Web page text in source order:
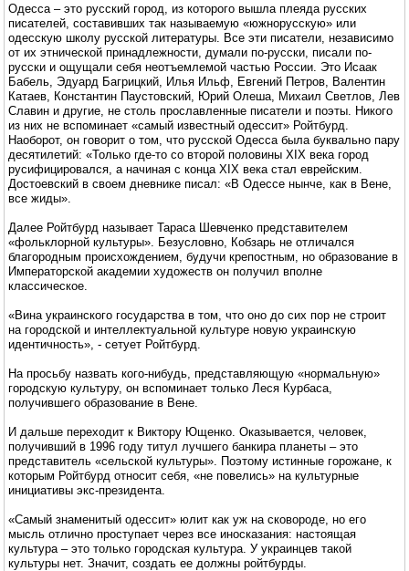
Одесса – это русский город, из которого вышла плеяда русских
писателей, составивших так называемую «южнорусскую» или
одесскую школу русской литературы. Все эти писатели, независимо
от их этнической принадлежности, думали по-русски, писали по-
русски и ощущали себя неотъемлемой частью России. Это Исаак
Бабель, Эдуард Багрицкий, Илья Ильф, Евгений Петров, Валентин
Катаев, Константин Паустовский, Юрий Олеша, Михаил Светлов, Лев
Славин и другие, не столь прославленные писатели и поэты. Никого
из них не вспоминает «самый известный одессит» Ройтбурд.
Наоборот, он говорит о том, что русской Одесса была буквально пару
десятилетий: «Только где-то со второй половины XIX века город
русифицировался, а начиная с конца XIX века стал еврейским.
Достоевский в своем дневнике писал: «В Одессе нынче, как в Вене,
все жиды».
Далее Ройтбурд называет Тараса Шевченко представителем
«фольклорной культуры». Безусловно, Кобзарь не отличался
благородным происхождением, будучи крепостным, но образование в
Императорской академии художеств он получил вполне
классическое.
«Вина украинского государства в том, что оно до сих пор не строит
на городской и интеллектуальной культуре новую украинскую
идентичность», - сетует Ройтбурд.
На просьбу назвать кого-нибудь, представляющую «нормальную»
городскую культуру, он вспоминает только Леся Курбаса,
получившего образование в Вене.
И дальше переходит к Виктору Ющенко. Оказывается, человек,
получивший в 1996 году титул лучшего банкира планеты – это
представитель «сельской культуры». Поэтому истинные горожане, к
которым Ройтбурд относит себя, «не повелись» на культурные
инициативы экс-президента.
«Самый знаменитый одессит» юлит как уж на сковороде, но его
мысль отлично проступает через все иносказания: настоящая
культура – это только городская культура. У украинцев такой
культуры нет. Значит, создать ее должны ройтбурды.